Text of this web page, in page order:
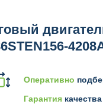
Оперативно
Гарантия качества